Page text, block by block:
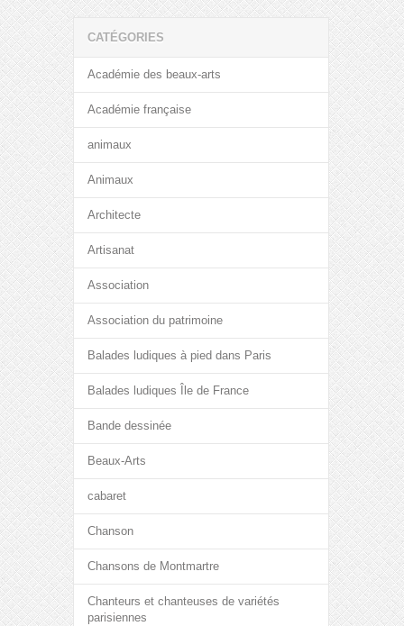
CATÉGORIES
Académie des beaux-arts
Académie française
animaux
Animaux
Architecte
Artisanat
Association
Association du patrimoine
Balades ludiques à pied dans Paris
Balades ludiques Île de France
Bande dessinée
Beaux-Arts
cabaret
Chanson
Chansons de Montmartre
Chanteurs et chanteuses de variétés
parisiennes